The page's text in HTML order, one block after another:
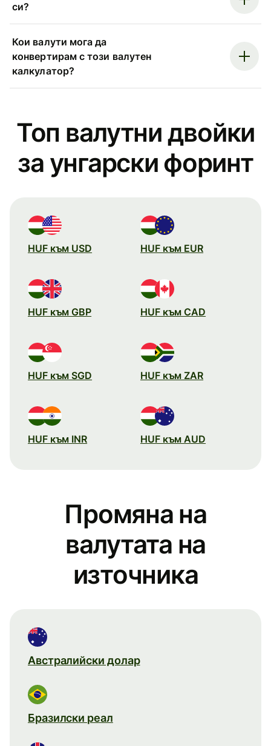
си?
Кои валути мога да
конвертирам с този валутен
калкулатор?
Топ валутни двойки
за унгарски форинт
HUF към USD HUF към EUR
HUF към GBP HUF към CAD
HUF към SGD HUF към ZAR
HUF към INR HUF към AUD
Промяна на
валутата на
източника
Австралийски долар
Бразилски реал